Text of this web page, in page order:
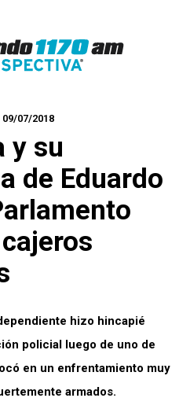
07/2018
y su
de Eduardo
hizo hincapié
policial luego de uno de
en un enfrentamiento muy
armados.